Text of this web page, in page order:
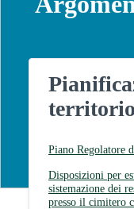
territorio
Piano Regolatore
Disposizioni per
sistemazione dei
presso il cimitero